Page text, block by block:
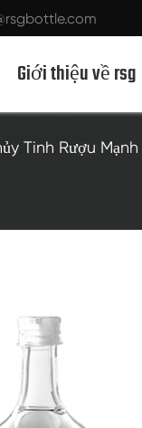
Giới thiệu về rsg
Tinh Rượu Mạnh